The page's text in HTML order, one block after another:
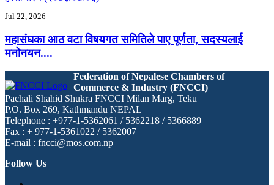
Jul 22, 2026
महासंघका आठ वटा विषयगत समितिले पाए पूर्णता, सदस्यलाई
मनोनयन....
Federation of Nepalese Chambers of
Commerce & Industry (FNCCI)
Pachali Shahid Shukra FNCCI Milan Marg, Teku
P.O. Box 269, Kathmandu NEPAL
Telephone : +977-1-5362061 / 5362218 / 5366889
Fax : + 977-1-5361022 / 5362007
E-mail : fncci@mos.com.np
Follow Us